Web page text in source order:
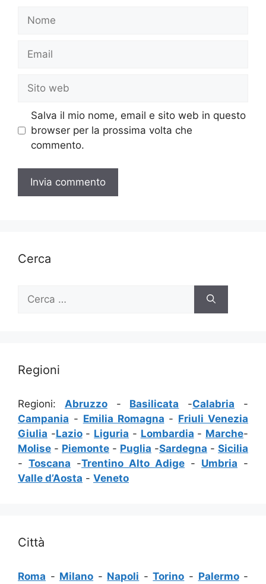
Nome
Email
Sito
web
Salva il mio nome, email e sito web in questo
browser per la prossima volta che
commento.
Cerca
per:
Regioni
Regioni: Abruzzo- Basilicata -Calabria -
Campania - Emilia Romagna - Friuli Venezia
Giulia -Lazio- Liguria - Lombardia - Marche-
Molise - Piemonte - Puglia -Sardegna - Sicilia
- Toscana -Trentino Alto Adige - Umbria -
Valle d’Aosta - Veneto
Città
Roma - Milano - Napoli -Torino - Palermo-